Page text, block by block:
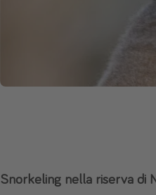
Snorkeling nella riserva di